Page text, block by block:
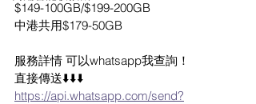
$149-100GB/$199-200GB
中港共用$179-50GB
服務詳情 可以whatsapp我查詢！
直接傳送⬇️⬇️⬇️
https://api.whatsapp.com/send?